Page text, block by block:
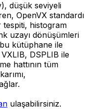
düşük seviyeli
OpenVX standardı
histogram
uzayı dönüşümleri
kütüphane ile
DSPLIB ile
hattının tüm
ulaşabilirsiniz.